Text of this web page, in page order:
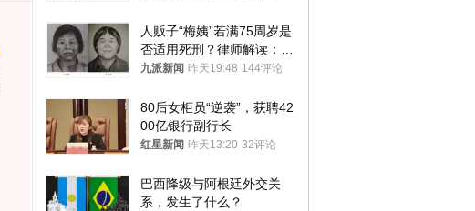
人贩子“梅姨”若满75周岁是
否适用死刑？律师解读：很
大概率不会被判处死刑
九派新闻 昨天19:48 144评论
80后女柜员“逆袭”，获聘42
00亿银行副行长
红星新闻 昨天13:20 32评论
巴西降级与阿根廷外交关
系，发生了什么？